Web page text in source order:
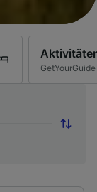
GetYourGuide